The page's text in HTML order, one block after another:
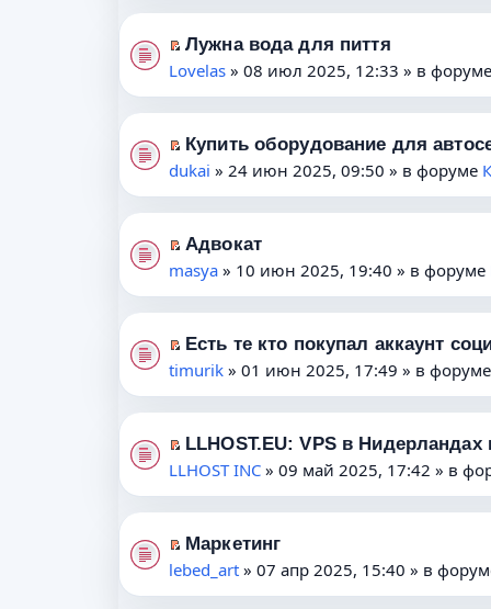
и
к
п
р
в
о
у
н
е
п
р
о
ч
и
т
а
н
н
о
м
у
с
р
е
й
и
к
п
р
в
о
у
н
е
п
р
о
ч
и
т
а
н
н
р
е
й
и
к
п
р
в
о
у
н
е
п
р
о
ч
и
Лужна вода для пиття
Lovelas » 08 июл 2025, 12:33 » в форуме
П
р
е
й
и
к
п
р
в
о
у
н
е
п
Купить оборудование для
dukai » 24 июн 2025, 09:50 » в форуме
р
е
й
и
к
п
р
в
о
Адвокат
masya » 10 июн 2025, 19:40 » в форуме
р
е
й
и
к
п
Есть те кто покупал аккаунт
timurik » 01 июн 2025, 17:49 » в форуме
П
р
е
й
LLHOST.EU: VPS в
LLHOST INC » 09 май 2025, 17:42 » в
П
Маркетинг
lebed_art » 07 апр 2025, 15:40 » в